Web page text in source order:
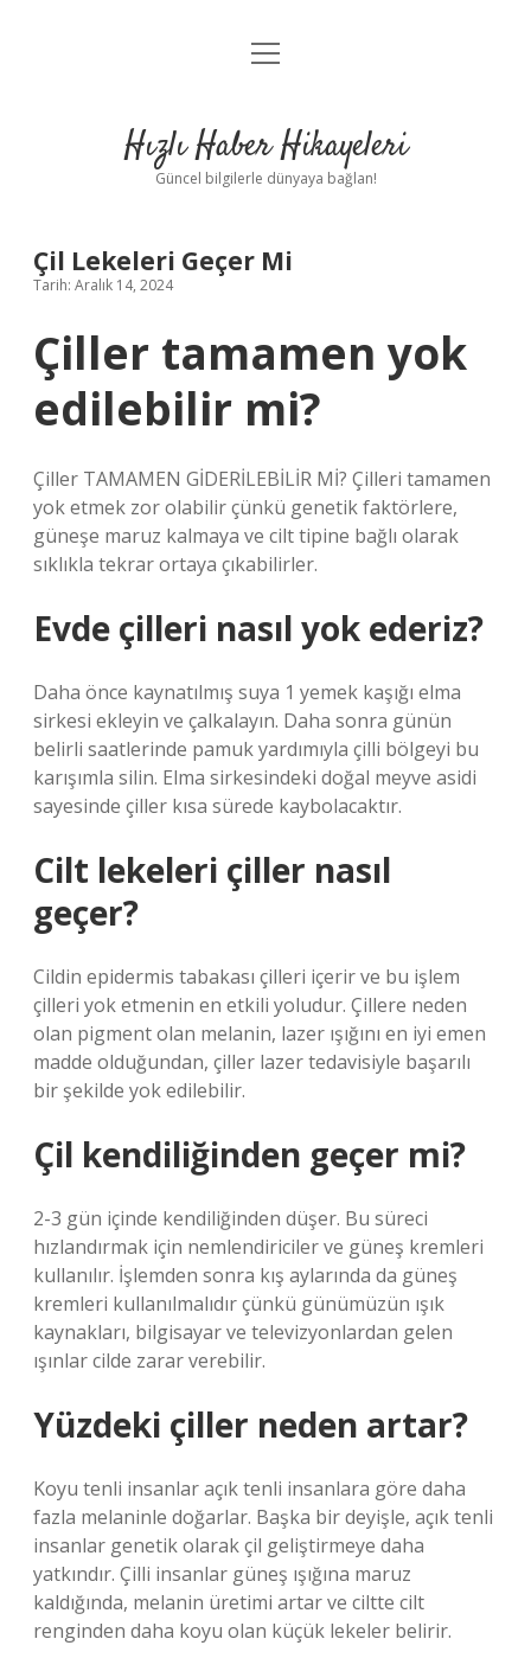
Anasayfa
Yasal Uyarı
menüyü
Hızlı Haber Hikayeleri
Güncel bilgilerle dünyaya bağlan!
Çil Lekeleri Geçer Mi
Tarih: Aralık 14, 2024
Çiller tamamen yok
edilebilir mi?
Çiller TAMAMEN GİDERİLEBİLİR Mİ? Çilleri tamamen
yok etmek zor olabilir çünkü genetik faktörlere,
güneşe maruz kalmaya ve cilt tipine bağlı olarak
sıklıkla tekrar ortaya çıkabilirler.
Evde çilleri nasıl yok ederiz?
Daha önce kaynatılmış suya 1 yemek kaşığı elma
sirkesi ekleyin ve çalkalayın. Daha sonra günün
belirli saatlerinde pamuk yardımıyla çilli bölgeyi bu
karışımla silin. Elma sirkesindeki doğal meyve asidi
sayesinde çiller kısa sürede kaybolacaktır.
Cilt lekeleri çiller nasıl
geçer?
Cildin epidermis tabakası çilleri içerir ve bu işlem
çilleri yok etmenin en etkili yoludur. Çillere neden
olan pigment olan melanin, lazer ışığını en iyi emen
madde olduğundan, çiller lazer tedavisiyle başarılı
bir şekilde yok edilebilir.
Çil kendiliğinden geçer mi?
2-3 gün içinde kendiliğinden düşer. Bu süreci
hızlandırmak için nemlendiriciler ve güneş kremleri
kullanılır. İşlemden sonra kış aylarında da güneş
kremleri kullanılmalıdır çünkü günümüzün ışık
kaynakları, bilgisayar ve televizyonlardan gelen
ışınlar cilde zarar verebilir.
Yüzdeki çiller neden artar?
Koyu tenli insanlar açık tenli insanlara göre daha
fazla melaninle doğarlar. Başka bir deyişle, açık tenli
insanlar genetik olarak çil geliştirmeye daha
yatkındır. Çilli insanlar güneş ışığına maruz
kaldığında, melanin üretimi artar ve ciltte cilt
renginden daha koyu olan küçük lekeler belirir.